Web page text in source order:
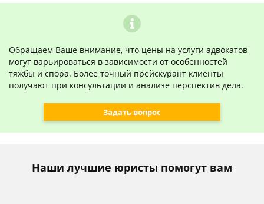
Обращаем Ваше внимание, что цены на услуги адвокатов
могут варьироваться в зависимости от особенностей
тяжбы и спора. Более точный прейскурант клиенты
получают при консультации и анализе перспектив дела.
Задать вопрос
Наши лучшие юристы помогут вам